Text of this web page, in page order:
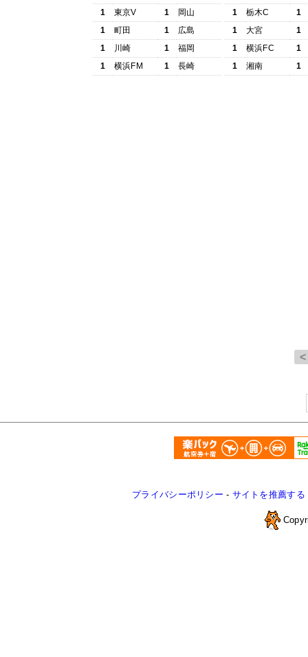
1
東京V 1
岡山
1
町田 1
広島
1
川崎 1
福岡
1
横浜FM 1 長崎
1
栃木C
1
1
大宮
1
1
横浜FC
1
1
湘南 1
プライバシーポリシー - サイトを推薦する